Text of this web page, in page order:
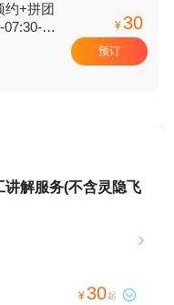
约+拼团
07:30-
¥30
预订
讲解服务(不含灵隐飞

¥30起 